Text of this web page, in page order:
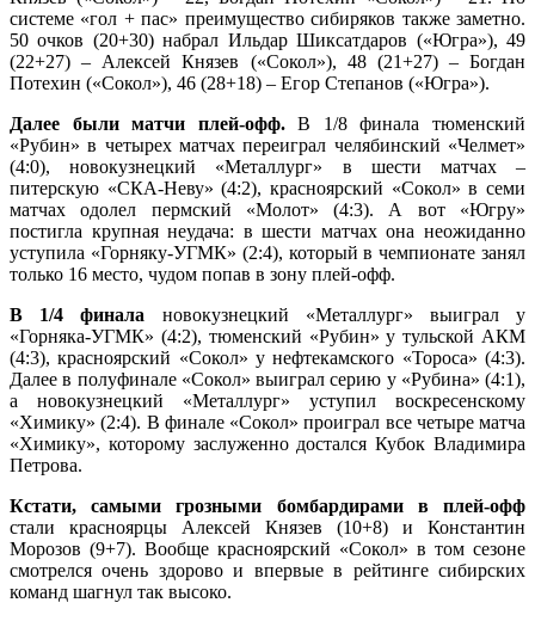
системе «гол + пас» преимущество сибиряков также заметно.
50 очков (20+30) набрал Ильдар Шиксатдаров («Югра»), 49
(22+27) – Алексей Князев («Сокол»), 48 (21+27) – Богдан
Потехин («Сокол»), 46 (28+18) – Егор Степанов («Югра»).
Далее были матчи плей-офф.В 1/8 финала тюменский
«Рубин» в четырех матчах переиграл челябинский «Челмет»
(4:0), новокузнецкий «Металлург» в шести матчах –
питерскую «СКА-Неву» (4:2), красноярский «Сокол» в семи
матчах одолел пермский «Молот» (4:3). А вот «Югру»
постигла крупная неудача: в шести матчах она неожиданно
уступила «Горняку-УГМК» (2:4), который в чемпионате занял
только 16 место, чудом попав в зону плей-офф.
В 1/4 финала новокузнецкий «Металлург» выиграл у
«Горняка-УГМК» (4:2), тюменский «Рубин» у тульской АКМ
(4:3), красноярский «Сокол» у нефтекамского «Тороса» (4:3).
Далее в полуфинале «Сокол» выиграл серию у «Рубина» (4:1),
а новокузнецкий «Металлург» уступил воскресенскому
«Химику» (2:4). В финале «Сокол» проиграл все четыре матча
«Химику», которому заслуженно достался Кубок Владимира
Петрова.
Кстати, самыми грозными бомбардирами в плей-офф
стали красноярцы Алексей Князев (10+8) и Константин
Морозов (9+7). Вообще красноярский «Сокол» в том сезоне
смотрелся очень здорово и впервые в рейтинге сибирских
команд шагнул так высоко.